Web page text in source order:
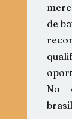
de
No